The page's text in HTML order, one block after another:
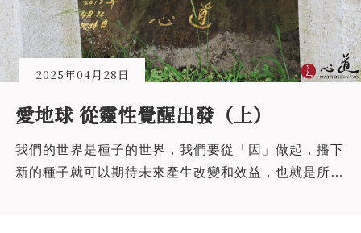
2025年04月28日
愛地球 從靈性覺醒出發（上）
我們的世界是種子的世界，我們要從「因」做起，播下
新的種子就可以期待未來產生改變和效益，也就是所謂